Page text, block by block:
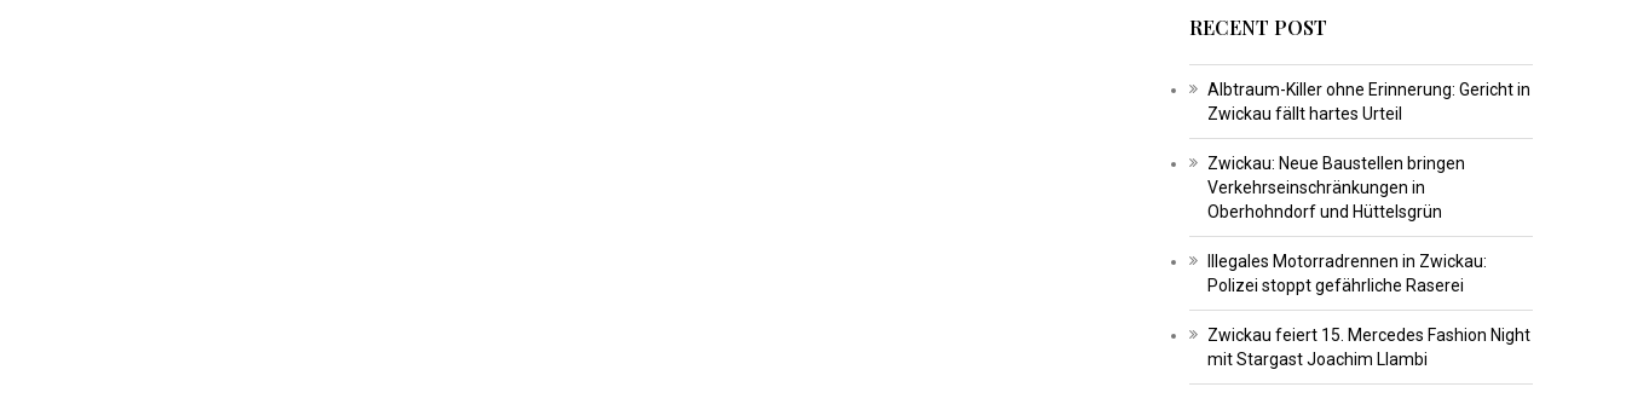
RECENT POST
Albtraum-Killer ohne Erinnerung: Gericht in
Zwickau fällt hartes Urteil
Zwickau: Neue Baustellen bringen
Verkehrseinschränkungen in
Oberhohndorf und Hüttelsgrün
Illegales Motorradrennen in Zwickau:
Polizei stoppt gefährliche Raserei
Zwickau feiert 15. Mercedes Fashion Night
mit Stargast Joachim Llambi